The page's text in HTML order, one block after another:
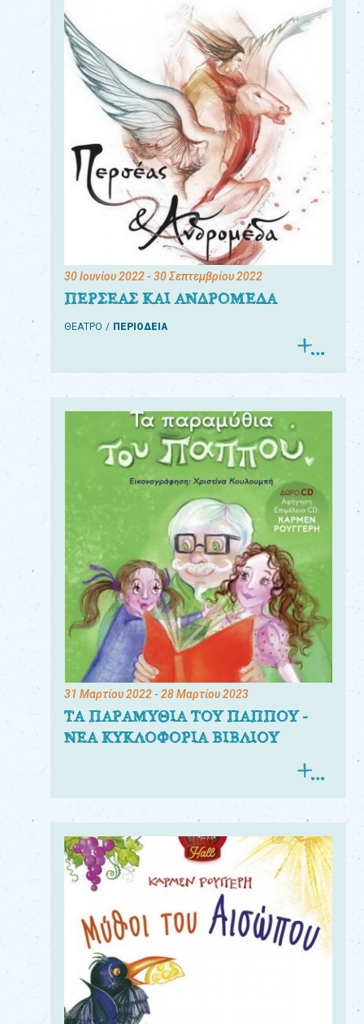
30 Ιουνίου 2022- 30 Σεπτεμβρίου 2022
ΠΕΡΣΕΑΣ ΚΑΙ ΑΝΔΡΟΜΕΔΑ
ΘΕΑΤΡΟ ΠΕΡΙΟΔΕΙΑ
31 Μαρτίου 2022- 28 Μαρτίου 2023
ΤΑ ΠΑΡΑΜΥΘΙΑ ΤΟΥ ΠΑΠΠΟΥ -
ΝΕΑ ΚΥΚΛΟΦΟΡΙΑ ΒΙΒΛΙΟΥ